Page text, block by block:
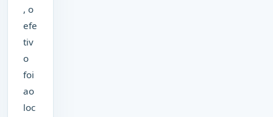
, o
efe
tiv
o
foi
ao
loc